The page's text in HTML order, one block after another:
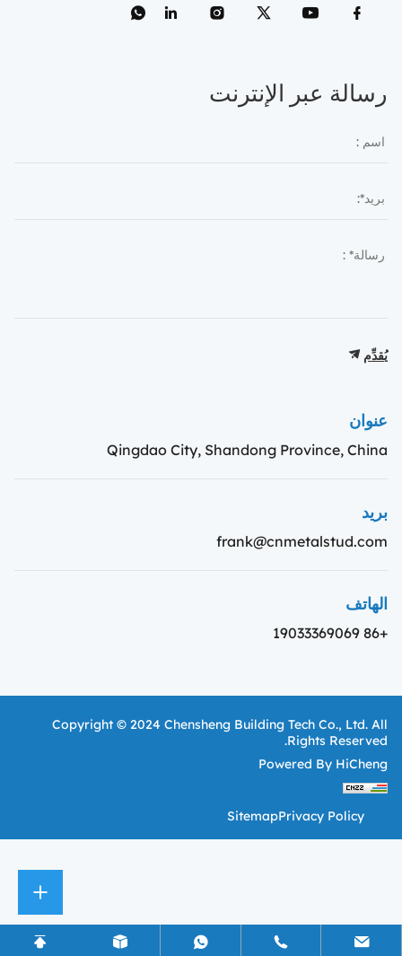
رسالة عبر الإنترنت
يُقدِّم
عنوان
Qingdao City, Shandong Province, China
بريد
frank@cnmetalstud.com
الهاتف
+86 19033369069
Copyright © 2024 Chensheng Building Tech Co., Ltd. All
Rights Reserved.
Powered By HiCheng
Privacy Policy
Sitemap